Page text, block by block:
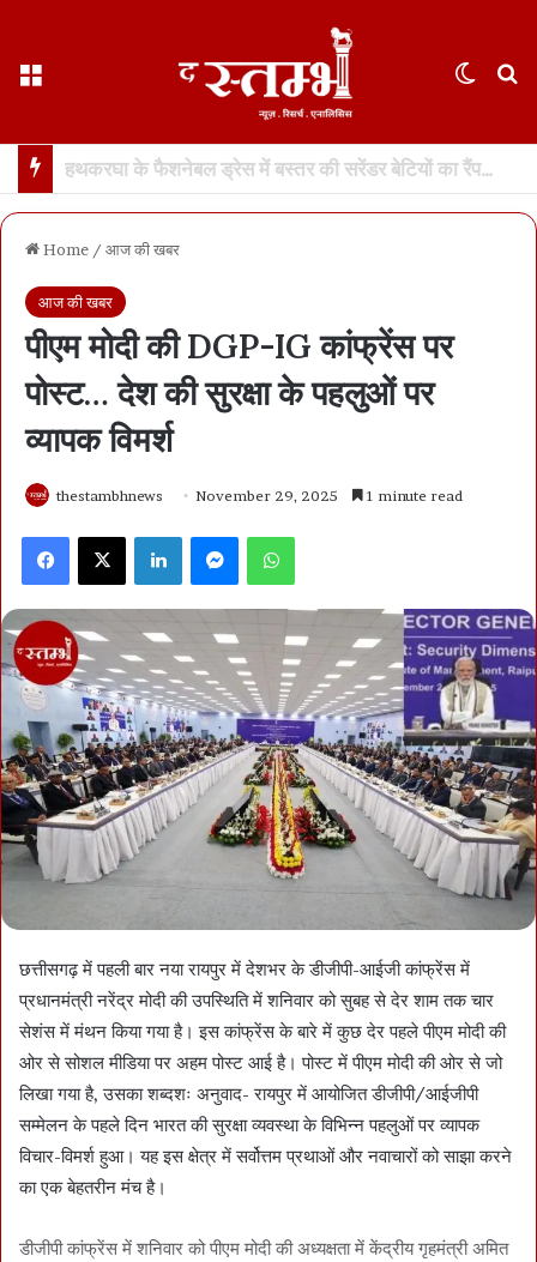
छत्तीसगढ़ : 65 साल के वहशी बूढ़े ने दुष्कर्म की कोशिश में महिला को मारा… मासूम बच्ची रोने लगी तो उसकी भी हत्या… 21 दिन में खुला डबल मर्डर, बूढ़ा अरेस्ट
Home / आज की खबर
आज की खबर
पीएम मोदी की DGP-IG कांफ्रेंस पर
पोस्ट… देश की सुरक्षा के पहलुओं पर
व्यापक विमर्श
thestambhnews November 29, 2025 1 minute read
Facebook X LinkedIn
छत्तीसगढ़ में पहली बार नया रायपुर में देशभर के डीजीपी-आईजी कांफ्रेंस में
प्रधानमंत्री नरेंद्र मोदी की उपस्थिति में शनिवार को सुबह से देर शाम तक चार
सेशंस में मंथन किया गया है। इस कांफ्रेंस के बारे में कुछ देर पहले पीएम मोदी की
ओर से सोशल मीडिया पर अहम पोस्ट आई है। पोस्ट में पीएम मोदी की ओर से जो
लिखा गया है, उसका शब्दशः अनुवाद- रायपुर में आयोजित डीजीपी/आईजीपी
सम्मेलन के पहले दिन भारत की सुरक्षा व्यवस्था के विभिन्न पहलुओं पर व्यापक
विचार-विमर्श हुआ। यह इस क्षेत्र में सर्वोत्तम प्रथाओं और नवाचारों को साझा करने
का एक बेहतरीन मंच है।
डीजीपी कांफ्रेंस में शनिवार को पीएम मोदी की अध्यक्षता में केंद्रीय गृहमंत्री अमित